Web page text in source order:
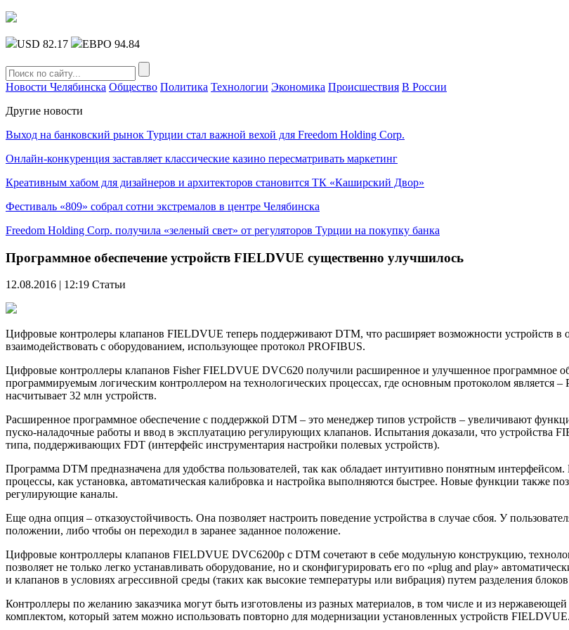
USD 82.17 ЕВРО 94.84
Новости Челябинска Общество Политика Технологии Экономика Происшествия В России
Другие новости
Выход на банковский рынок Турции стал важной вехой для Freedom Holding Corp.
Онлайн-конкуренция заставляет классические казино пересматривать маркетинг
Креативным хабом для дизайнеров и архитекторов становится ТК «Каширский Двор»
Фестиваль «809» собрал сотни экстремалов в центре Челябинска
Freedom Holding Corp. получила «зеленый свет» от регуляторов Турции на покупку банка
Программное обеспечение устройств FIELDVUE существенно улучшилось
12.08.2016 | 12:19 Статьи
Цифровые контролеры клапанов FIELDVUE теперь поддерживают DTM, что расширяет возможности устройств в
взаимодействовать с оборудованием, использующее протокол PROFIBUS.
Цифровые контроллеры клапанов Fisher FIELDVUE DVC620 получили расширенное и улучшенное программное
программируемым логическим контроллером на технологических процессах, где основным протоколом
насчитывает 32 млн устройств.
Расширенное программное обеспечение с поддержкой DTM – это менеджер типов устройств – увеличивают
пуско-наладочные работы и ввод в эксплуатацию регулирующих клапанов. Испытания доказали, что устройства
типа, поддерживающих FDT (интерфейс инструментария настройки полевых устройств).
Программа DTM предназначена для удобства пользователей, так как обладает интуитивно понятным
процессы, как установка, автоматическая калибровка и настройка выполняются быстрее. Новые функции также
регулирующие каналы.
Еще одна опция – отказоустойчивость. Она позволяет настроить поведение устройства в случае сбоя. У
положении, либо чтобы он переходил в заранее заданное положение.
Цифровые контроллеры клапанов FIELDVUE DVC6200p с DTM сочетают в себе модульную конструкцию,
позволяет не только легко устанавливать оборудование, но и сконфигурировать его по «plug and play»
и клапанов в условиях агрессивной среды (таких как высокие температуры или вибрация) путем разделения
Контроллеры по желанию заказчика могут быть изготовлены из разных материалов, в том числе и из
комплектом, который затем можно использовать повторно для модернизации установленных устройств FIELDVUE.